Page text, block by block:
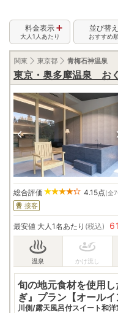
並び替え
おすすめ
料金表示
大人1人あたり
関東 東京都 青梅石神温泉
東京・奥多摩温泉 お
総合評価 4.15点(全
接客
最安値 大人1名あたり (税込)
旬の地元食材を使用
ぎ』プラン【オールイ
川側/露天風呂付スイート和